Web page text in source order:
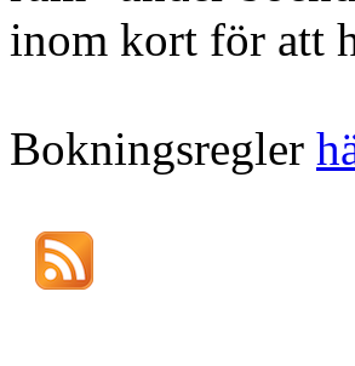
inom kort för att
Bokningsregler